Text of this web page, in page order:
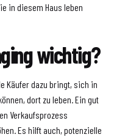
in diesem Haus leben
wichtig?
Käufer dazu bringt, sich in
dort zu leben. Ein gut
Verkaufsprozess
Es hilft auch, potenzielle